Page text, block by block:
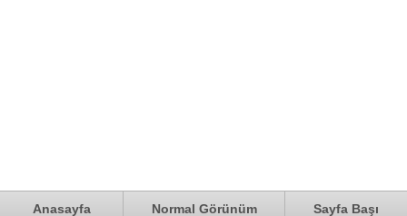
Anasayfa Normal Görünüm Sayfa Başı